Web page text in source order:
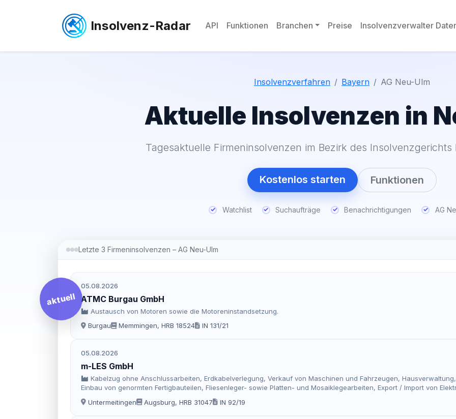
Insolvenz-Radar API Funktionen Branchen Preise Insolvenzverwalter
Insolvenzverfahren Bayern AG Neu-Ulm
Aktuelle Insolvenzen in
Tagesaktuelle Firmeninsolvenzen im Bezirk des Insolvenzgerichts
Kostenlos starten Funktionen
Watchlist Suchaufträge Benachrichtigungen AG
Letzte 3 Firmeninsolvenzen – AG Neu-Ulm
05.08.2026
ATMC Burgau GmbH
Austausch von Motoren sowie die Motoreninstandsetzung.
Burgau
Memmingen, HRB 18524 IN 131/21
05.08.2026
m-LES GmbH
Kabelzug ohne Anschlussarbeiten, Erdkabelverlegung, Verkauf von Maschinen und Fahrzeugen,
Einbau von genormten Fertigbauteilen, Fliesenleger- sowie Platten- und Mosaiklegearbeiten, Export / Import von
Gartenarbeiten.
Untermeitingen Augsburg, HRB 31047 IN 92/19
aktuell